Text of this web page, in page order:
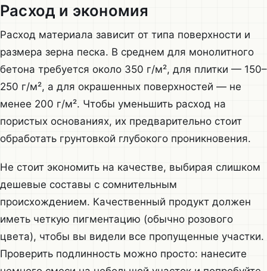
Расход и экономия
Расход материала зависит от типа поверхности и
размера зерна песка. В среднем для монолитного
бетона требуется около 350 г/м², для плитки — 150–
250 г/м², а для окрашенных поверхностей — не
менее 200 г/м². Чтобы уменьшить расход на
пористых основаниях, их предварительно стоит
обработать грунтовкой глубокого проникновения.
Не стоит экономить на качестве, выбирая слишком
дешевые составы с сомнительным
происхождением. Качественный продукт должен
иметь четкую пигментацию (обычно розового
цвета), чтобы вы видели все пропущенные участки.
Проверить подлинность можно просто: нанесите